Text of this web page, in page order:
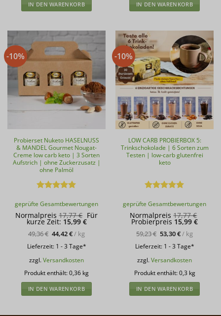
IN DEN WARENKORB IN DEN WARENKORB
-10%
Probierset Nuketo HASELNUSS
& MANDEL Gourmet Nougat-
Creme low carb keto | 3 Sorten
Aufstrich | ohne Zuckerzusatz |
ohne Palmöl
mit5von
5
geprüfte Gesamtbewertungen
Normalpreis 17,77€ Ursprünglicher
Preis
war:
Für
kurze Zeit: 15,99 €Aktueller
Preis
49,36€ 44,42€/ kg
Lieferzeit: 1 - 3 Tage*
zzgl.Versandkosten
Produkt enthält: 0,36 kg
IN DEN WARENKORB
-10%
LOW CARB PROBIERBOX 5:
Trinkschokolade | 6 Sorten zum
Testen | low-carb glutenfrei
keto
mit5von
5
geprüfte Gesamtbewertungen
Normalpreis 17,77€
Probierpreis 15,99 €
Preis
59,23€ 53,30€/ kg
Lieferzeit: 1 - 3 Tage*
zzgl.Versandkosten
Produkt enthält: 0,3 kg
IN DEN WARENKORB